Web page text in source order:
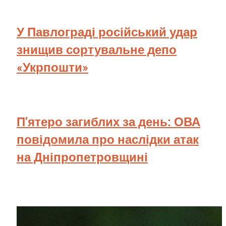
У Павлограді російський удар
знищив сортувальне депо
«Укрпошти»
П’ятеро загиблих за день: ОВА
повідомила про наслідки атак
на Дніпропетровщині